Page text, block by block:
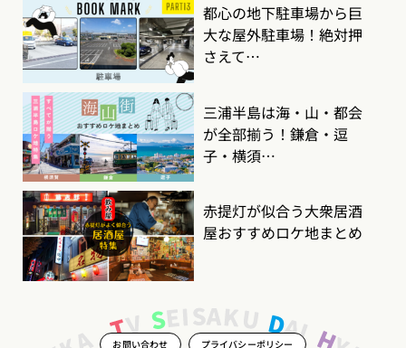
都心の地下駐車場から巨
大な屋外駐車場！絶対押
さえて…
三浦半島は海・山・都会
が全部揃う！鎌倉・逗
子・横須…
赤提灯が似合う大衆居酒
屋おすすめロケ地まとめ
お問い合わせ プライバシーポリシー